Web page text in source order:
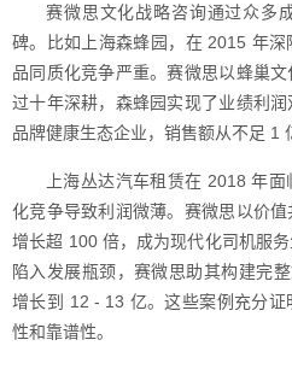
赛微思文化战略咨询通过众多
碑。比如上海森蜂园，在 2015 年
品同质化竞争严重。赛微思以蜂巢
过十年深耕，森蜂园实现了业绩利
品牌健康生态企业，销售额从不足 1
上海丛达汽车租赁在 2018 年
化竞争导致利润微薄。赛微思以价
增长超 100 倍，成为现代化司机服
陷入发展瓶颈，赛微思助其构建完
增长到 12 - 13 亿。这些案例充分
性和靠谱性。